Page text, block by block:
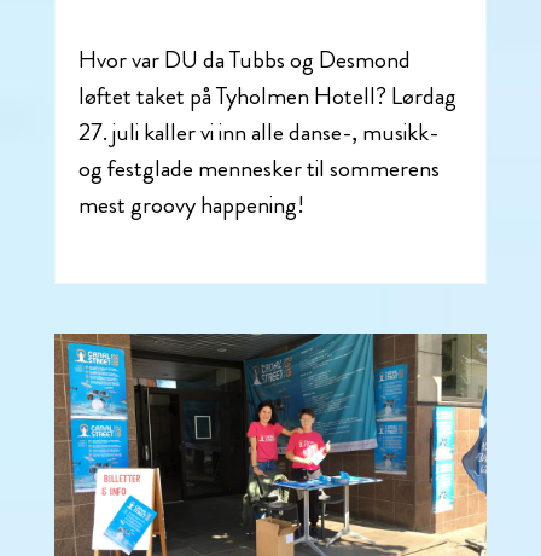
Hvor var DU da Tubbs og Desmond
løftet taket på Tyholmen Hotell? Lørdag
27. juli kaller vi inn alle danse-, musikk-
og festglade mennesker til sommerens
mest groovy happening!